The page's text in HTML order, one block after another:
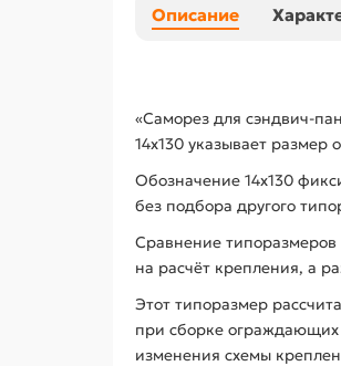
Описание
«Саморез для сэндвич-
14x130 указывает
Обозначение 14x130
без подбора другого
Сравнение типоразмеров
на расчёт крепления, а
Этот типоразмер
при сборке ограждающих
изменения схемы